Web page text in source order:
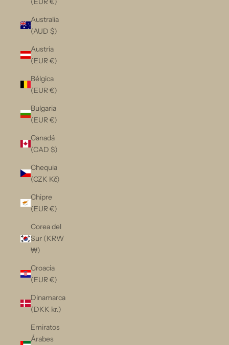
Australia
(AUD $)
Austria
(EUR €)
Bélgica
(EUR €)
Bulgaria
(EUR €)
Canadá
(CAD $)
Chequia
(CZK Kč)
Chipre
(EUR €)
Corea del
Sur (KRW
₩)
Croacia
(EUR €)
Dinamarca
(DKK kr.)
Emiratos
Árabes